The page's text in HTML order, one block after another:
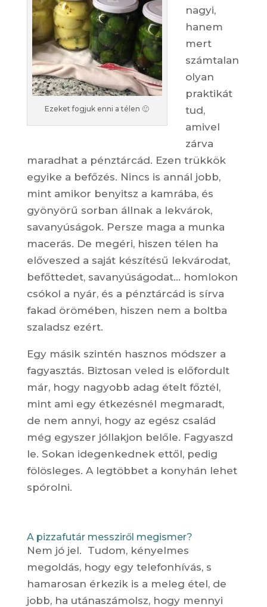
Ezeket fogjuk enni a télen 🙂
nagyi,
hanem
mert
számtalan
olyan
praktikát
tud,
amivel
zárva
maradhat a pénztárcád. Ezen trükkök
egyike a befőzés. Nincs is annál jobb,
mint amikor benyitsz a kamrába, és
gyönyörű sorban állnak a lekvárok,
savanyúságok. Persze maga a munka
macerás. De megéri, hiszen télen ha
előveszed a saját készítésű lekvárodat,
befőttedet, savanyúságodat… homlokon
csókol a nyár, és a pénztárcád is sírva
fakad örömében, hiszen nem a boltba
szaladsz ezért.
Egy másik szintén hasznos módszer a
fagyasztás. Biztosan veled is előfordult
már, hogy nagyobb adag ételt főztél,
mint ami egy étkezésnél megmaradt,
de nem annyi, hogy az egész család
még egyszer jóllakjon belőle. Fagyaszd
le. Sokan idegenkednek ettől, pedig
fölösleges. A legtöbbet a konyhán lehet
spórolni.
A pizzafutár messziről megismer?
Nem jó jel. Tudom, kényelmes
megoldás, hogy egy telefonhívás, s
hamarosan érkezik is a meleg étel, de
jobb, ha utánaszámolsz, hogy mennyi